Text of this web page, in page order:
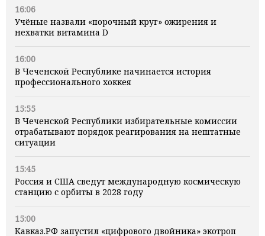
16:06
Учёные назвали «порочный круг» ожирения и
нехватки витамина D
16:00
В Чеченской Республике начинается история
профессионального хоккея
15:55
В Чеченской Республики избирательные комиссии
отрабатывают порядок реагирования на нештатные
ситуации
15:45
Россия и США сведут международную космическую
станцию с орбиты в 2028 году
15:00
Кавказ.РФ запустил «цифрового двойника» экотроп